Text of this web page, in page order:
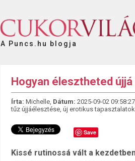
A Puncs.hu blogja
Hogyan élesztheted
Írta: Michelle, Dátum: 2025-09-02
tűz újjáélesztése, új erotikus tapasztalatok
Save
Kissé rutinossá vált a